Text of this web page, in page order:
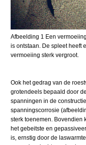
Afbeelding 1 Een
is ontstaan. De spleet heeft
vermoeiing sterk vergroot.
Ook het gedrag van de
grotendeels bepaald door
spanningen in de
spanningscorrosie
sterk toenemen. Bovendien
het gebeitste en
is, ernstig door de